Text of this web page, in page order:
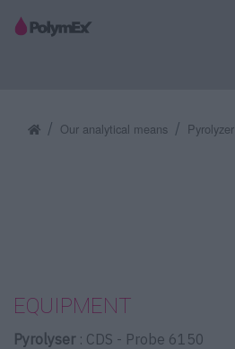
Our analytical means Pyrolyzer
EQUIPMENT
Pyrolyser: CDS - Probe 6150